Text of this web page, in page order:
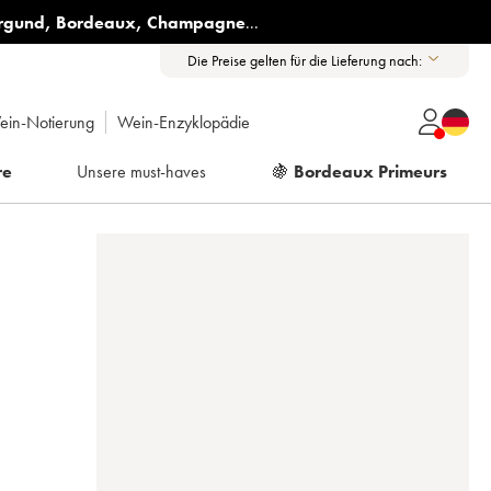
, Bordeaux, Champagne...
Die Preise gelten für die Lieferung nach:
Notierung Wein-Enzyklopädie
Unsere must-haves 🍇 Bordeaux Primeurs